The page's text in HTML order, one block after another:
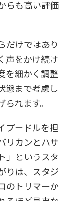
らも高い評価
だけではあり
声をかけ続け
を細かく調整
態まで考慮し
れます。
プードルを担
リカンとハサ
」というスタ
りは、スタジ
のトリマーか